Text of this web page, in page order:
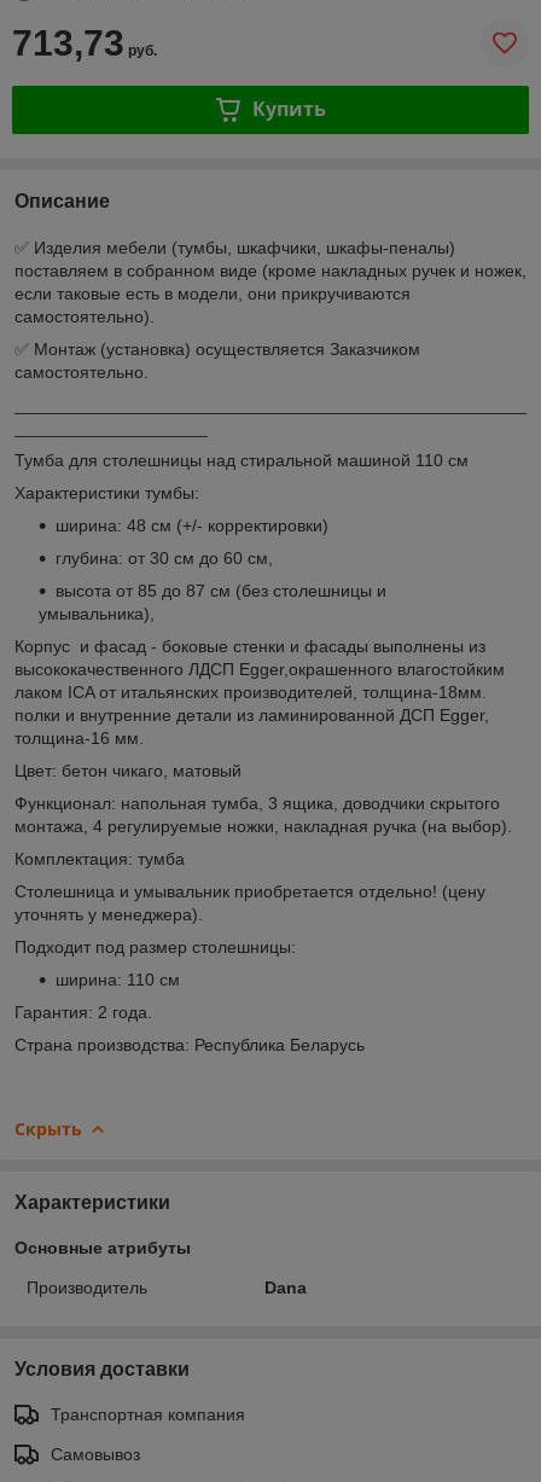
713,73 руб.
Купить
Описание
✅ Изделия мебели (тумбы, шкафчики, шкафы-пеналы)
поставляем в собранном виде (кроме накладных ручек и ножек,
если таковые есть в модели, они прикручиваются
самостоятельно).
✅ Монтаж (установка) осуществляется Заказчиком
самостоятельно.
Тумба для столешницы над стиральной машиной 110 см
Характеристики тумбы:
ширина: 48 см (+/- корректировки)
глубина: от 30 см до 60 см,
высота от 85 до 87 см (без столешницы и
умывальника),
Корпус и фасад - боковые стенки и фасады выполнены из
высококачественного ЛДСП Egger,окрашенного влагостойким
лаком ICA от итальянских производителей, толщина-18мм.
полки и внутренние детали из ламинированной ДСП Egger,
толщина-16 мм.
Цвет: бетон чикаго, матовый
Функционал: напольная тумба, 3 ящика, доводчики скрытого
монтажа, 4 регулируемые ножки, накладная ручка (на выбор).
Комплектация: тумба
Столешница и умывальник приобретается отдельно! (цену
уточнять у менеджера).
Подходит под размер столешницы:
ширина: 110 см
Гарантия: 2 года.
Страна производства: Республика Беларусь
Скрыть
Характеристики
Основные атрибуты
Производитель Dana
Условия доставки
Транспортная компания
Самовывоз